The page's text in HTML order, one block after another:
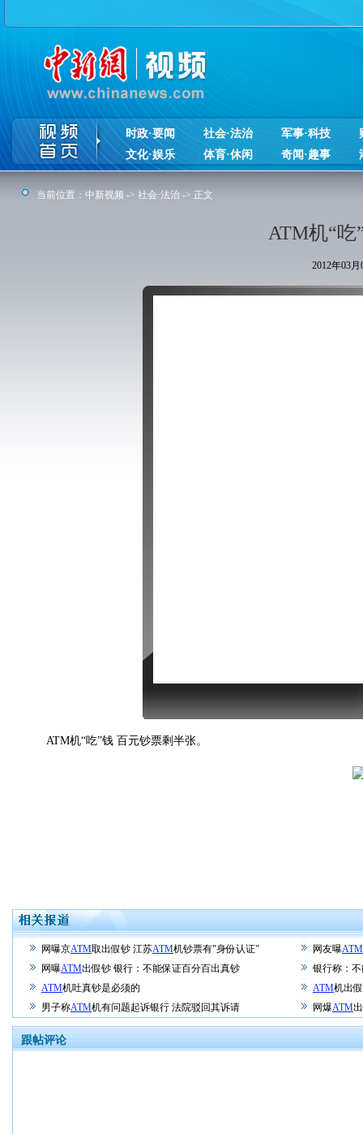
时政·要闻 社会·法治 军事·科技
文化·娱乐
体育·休闲 奇闻·趣事
当前位置： 中新视频 -> 社会·法治 -> 正文
ATM机“
2012年03
ATM机“吃”钱 百元钞票剩半张。
网曝京ATM取出假钞 江苏ATM机钞票有"身份认证" 网友曝ATM
网曝ATM出假钞 银行：不能保证百分百出真钞
银行称：
ATM机吐真钞是必须的 ATM机出
男子称ATM机有问题起诉银行 法院驳回其诉请 网爆ATM
跟帖评论